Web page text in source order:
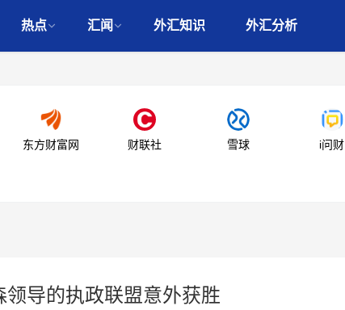
热点 汇闻 外汇知识 外汇分析
东方财富网 财联社 雪球 i问财
导的执政联盟意外获胜